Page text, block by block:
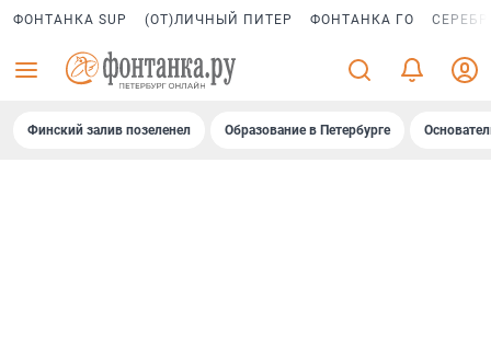
ФОНТАНКА SUP (ОТ)ЛИЧНЫЙ ПИТЕР ФОНТАНКА ГО
Финский залив позеленел Образование в Петербурге